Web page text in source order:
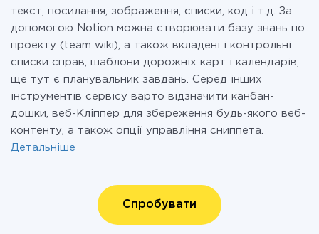
текст, посилання, зображення, списки, код і т.д. За
допомогою Notion можна створювати базу знань по
проекту (team wiki), а також вкладені і контрольні
списки справ, шаблони дорожніх карт і календарів,
ще тут є планувальник завдань. Серед інших
інструментів сервісу варто відзначити канбан-
дошки, веб-Кліппер для збереження будь-якого веб-
контенту, а також опції управління сниппета.
Детальніше
Спробувати